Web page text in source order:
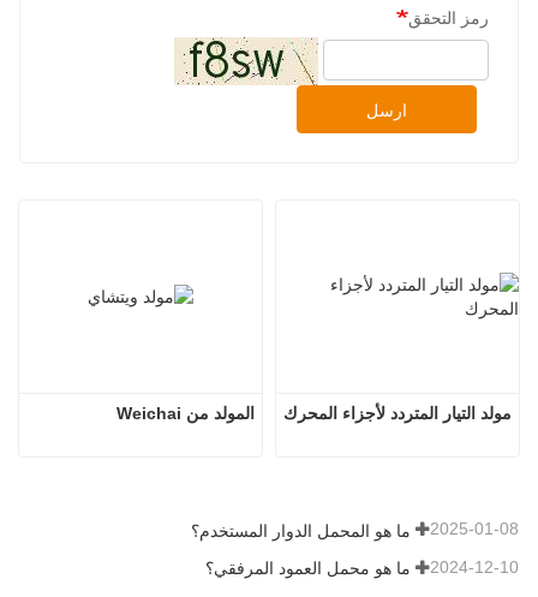
رمز التحقق
ارسل
المولد من Weichai مولد التيار المتردد لأجزاء المحرك
ما هو المحمل الدوار المستخدم؟ 2025-01-08
ما هو محمل العمود المرفقي؟ 2024-12-10